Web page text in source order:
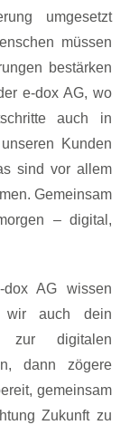
umgesetzt
müssen
bestärken
e-dox AG, wo
auch in
Kunden
sind vor allem
Gemeinsam
– digital,
AG wissen
wir auch dein
zur digitalen
dann zögere
gemeinsam
Zukunft zu